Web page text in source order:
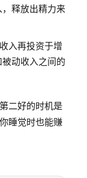
释放出精力来
入再投资于增
动收入之间的
二好的时机是
睡觉时也能赚